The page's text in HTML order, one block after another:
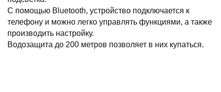
С помощью Bluetooth, устройство подключается к
телефону и можно легко управлять функциями, а также
производить настройку.
Водозащита до 200 метров позволяет в них купаться.